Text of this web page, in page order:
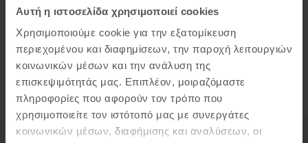
Αυτή η ιστοσελίδα χρησιμοποιεί cookies
Χρησιμοποιούμε cookie για την εξατομίκευση
περιεχομένου και διαφημίσεων, την παροχή λειτουργιών
κοινωνικών μέσων και την ανάλυση της
επισκεψιμότητάς μας. Επιπλέον, μοιραζόμαστε
πληροφορίες που αφορούν τον τρόπο που
χρησιμοποιείτε τον ιστότοπό μας με συνεργάτες
κοινωνικών μέσων, διαφήμισης και αναλύσεων, οι
245 €
Περιγραφή